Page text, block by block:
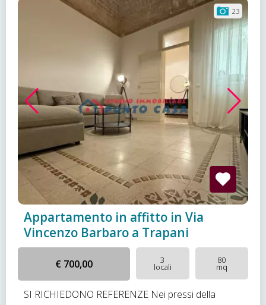
23
Appartamento in affitto in Via
Vincenzo Barbaro a Trapani
€ 700,00 3
locali
80
mq
SI RICHIEDONO REFERENZE Nei pressi della